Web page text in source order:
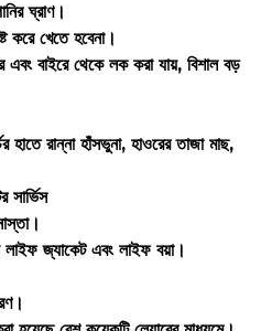
ঘ্রাণ।
করে খেতে হবেনা।
বাইরে থেকে লক করা যায়, বিশাল বড়
হাতে রান্না হাঁসভুনা, হাওরের তাজা মাছ,
সার্ভিস
জ্যাকেট এবং লাইফ বয়া।